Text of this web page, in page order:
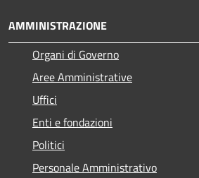
AMMINISTRAZIONE
Organi di Governo
Aree Amministrative
Uffici
Enti e fondazioni
Politici
Personale Amministrativo